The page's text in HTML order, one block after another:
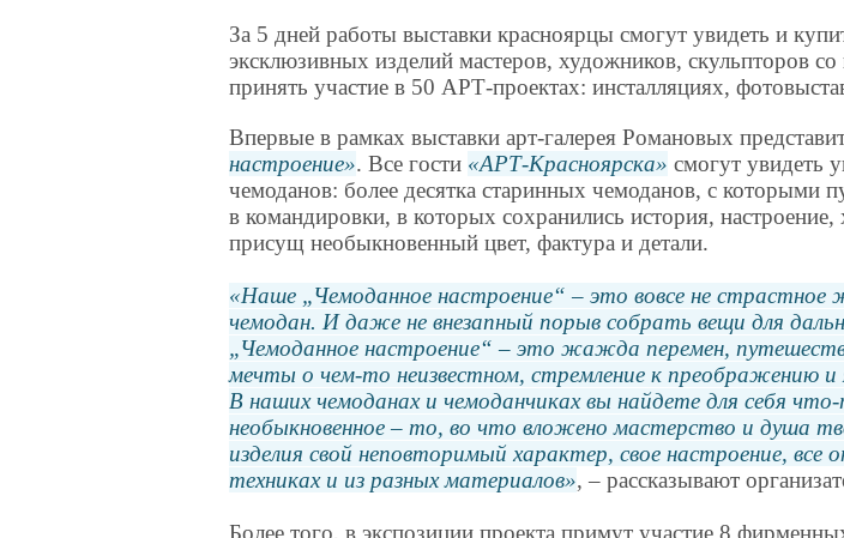
За 5 дней работы выставки красноярцы смогут увидеть и
эксклюзивных изделий мастеров, художников, скульпторов со
принять участие в 50 АРТ-проектах: инсталляциях,
Впервые в рамках выставки арт-галерея Романовых
настроение . Все гости АРТ-Красноярска
смогут увидеть
чемоданов: более десятка старинных чемоданов, с которыми
в командировки, в которых сохранились история,
присущ необыкновенный цвет, фактура и детали.
Наше Чемоданное настроение
– это вовсе не страстное
чемодан. И даже не внезапный порыв собрать вещи для
Чемоданное настроение
– это жажда перемен,
мечты о чем-то неизвестном, стремление к преображению и
В наших чемоданах и чемоданчиках вы найдете для себя
необыкновенное – то, во что вложено мастерство и душа
изделия свой неповторимый характер, свое настроение, все
техниках и из разных материалов , – рассказывают
Более того, в экспозиции проекта примут участие 8